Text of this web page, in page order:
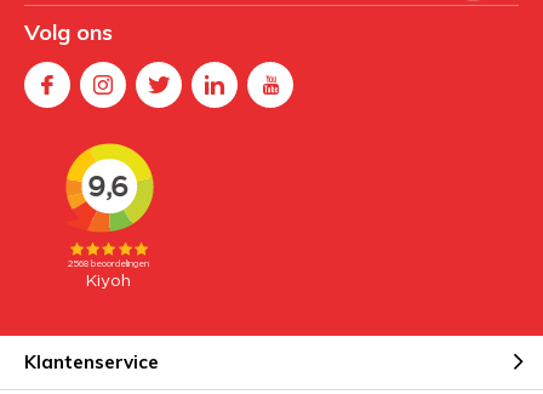
Volg ons
Klantenservice